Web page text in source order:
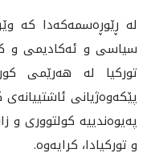
لە ڕێوڕەسمەکەدا کە
سیاسی و ئەکادیمی و
تورکیا لە هەرێمی
پێکەوەژیانی
پەیوەندییە کولتووری و
و تورکیادا، کرایەوە.